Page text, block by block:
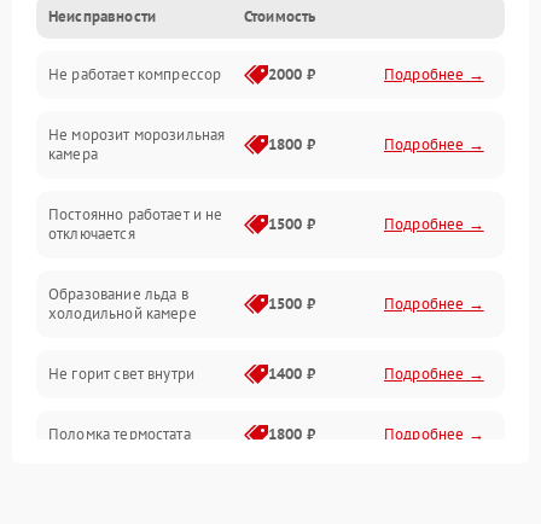
Механика
Электропитание
Дренаж
Неисправности Стоимость
Не работает компрессор 2000 ₽ Подробнее →
Не морозит морозильная
камера
1800 ₽ Подробнее →
Постоянно работает и не
отключается
1500 ₽ Подробнее →
Образование льда в
холодильной камере
1500 ₽ Подробнее →
Не горит свет внутри 1400 ₽ Подробнее →
Поломка термостата 1800 ₽ Подробнее →